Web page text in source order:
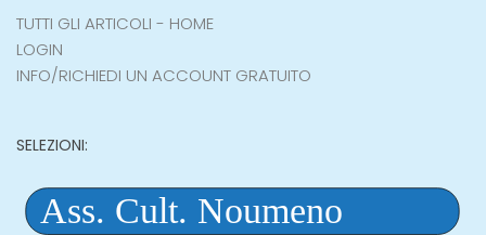
TUTTI GLI ARTICOLI - HOME
LOGIN
INFO/RICHIEDI UN ACCOUNT GRATUITO
SELEZIONI: